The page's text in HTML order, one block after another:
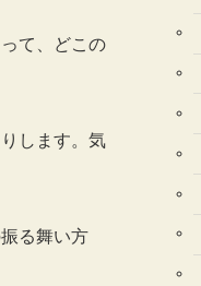
て、どこの
します。気
る舞い方